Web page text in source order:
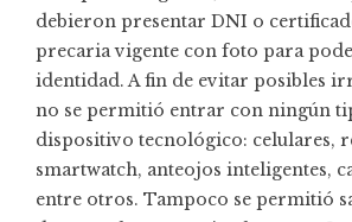
debieron presentar DNI o
precaria vigente con foto para
identidad. A fin de evitar posibles
no se permitió entrar con ningún
dispositivo tecnológico: celulares,
smartwatch, anteojos inteligentes,
entre otros. Tampoco se permitió